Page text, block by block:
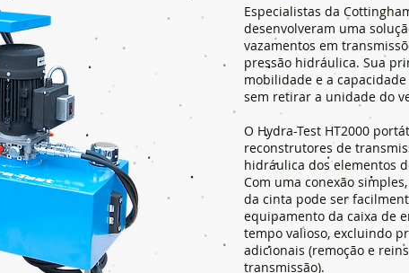
Especialistas da
desenvolveram uma
vazamentos em
pressão hidráulica. Sua
mobilidade e a
sem retirar a unidade do
O Hydra-Test HT2000
reconstrutores de
hidráulica dos elementos
Com uma conexão
da cinta pode ser
equipamento da caixa de
tempo valioso, excluindo
adicionais (remoção e
transmissão).